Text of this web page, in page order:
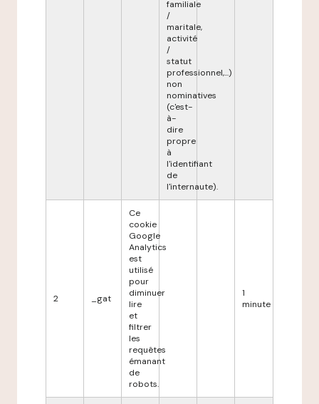
familiale
/
maritale,
activité
/
statut
professionnel,...)
non
nominatives
(c'est-
à-
dire
propre
à
l'identifiant
de
l'internaute).
2 _gat
Ce
cookie
Google
Analytics
est
utilisé
pour
diminuer
lire
et
filtrer
les
requêtes
émanant
de
robots.
1
minute